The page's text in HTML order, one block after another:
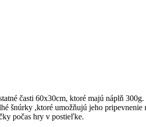
časti 60x30cm, ktoré majú náplň
šnúrky ,ktoré umožňujú jeho
počas hry v postieľke.